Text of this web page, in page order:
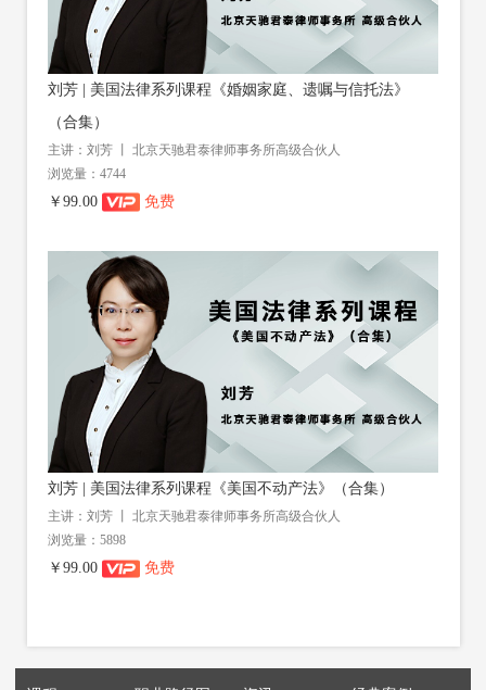
刘芳 | 美国法律系列课程《婚姻家庭、遗嘱与信托法》
（合集）
主讲：刘芳 丨 北京天驰君泰律师事务所高级合伙人
浏览量：4744
￥99.00 免费
刘芳 | 美国法律系列课程《美国不动产法》（合集）
主讲：刘芳 丨 北京天驰君泰律师事务所高级合伙人
浏览量：5898
￥99.00 免费